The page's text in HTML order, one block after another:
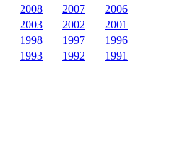
2008 2007
2006
2003 2002
2001
1998 1997
1996
1993 1992 1991